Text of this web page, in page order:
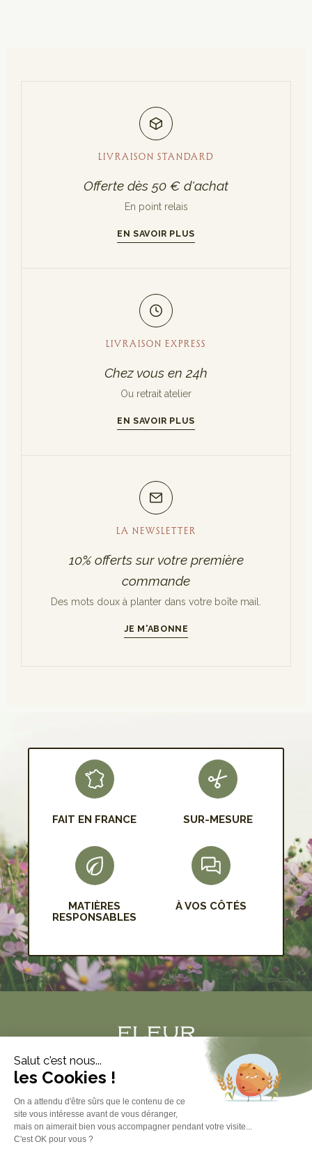
LIVRAISON STANDARD
Offerte dès 50 € d'achat
En point relais
EN SAVOIR PLUS
LIVRAISON EXPRESS
Chez vous en 24h
Ou retrait atelier
EN SAVOIR PLUS
LA NEWSLETTER
10% offerts sur votre première
commande
Des mots doux à planter dans votre boîte mail.
JE M'ABONNE
S'INSCRIRE
FAIT EN FRANCE SUR-MESURE
MATIÈRES
RESPONSABLES
À VOS CÔTÉS